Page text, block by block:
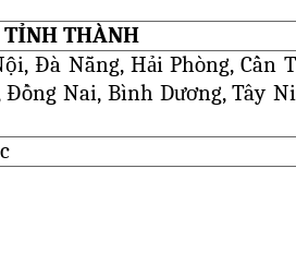
TỈNH THÀNH
Đà Nẵng, Hải Phòng, Cần
Đồng Nai, Bình Dương, Tây